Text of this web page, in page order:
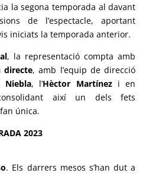
la segona temporada al davant
de l’espectacle, aportant
iniciats la temporada anterior.
, la representació compta amb
directe, amb l’equip de direcció
Niebla, l’Hèctor Martínezi en
així un dels fets
única.
2023
. Els darrers mesos s’han dut a